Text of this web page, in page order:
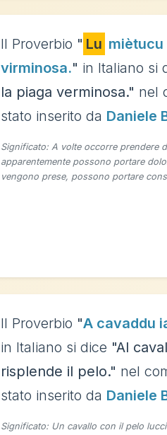
Il Proverbio " Lu
virminosa." in Italiano si
la piaga verminosa." nel
stato inserito da Daniele
Significato: A volte occorre prendere
apparentemente possono portare
vengono prese, possono portare
Il Proverbio "A cavaddu
in Italiano si dice "Al
risplende il pelo." nel
stato inserito da Daniele
Significato: Un cavallo con il pelo